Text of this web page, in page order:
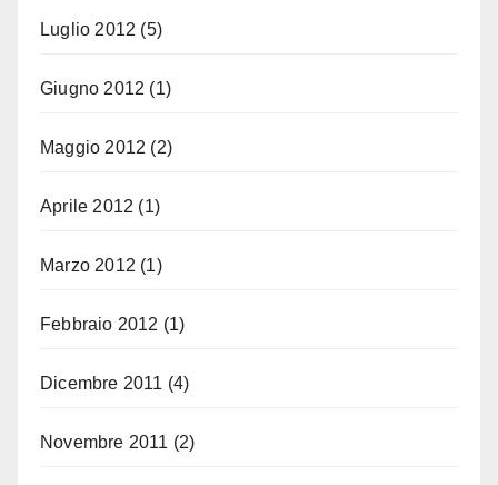
Luglio 2012 (5)
Giugno 2012 (1)
Maggio 2012 (2)
Aprile 2012 (1)
Marzo 2012 (1)
Febbraio 2012 (1)
Dicembre 2011 (4)
Novembre 2011 (2)